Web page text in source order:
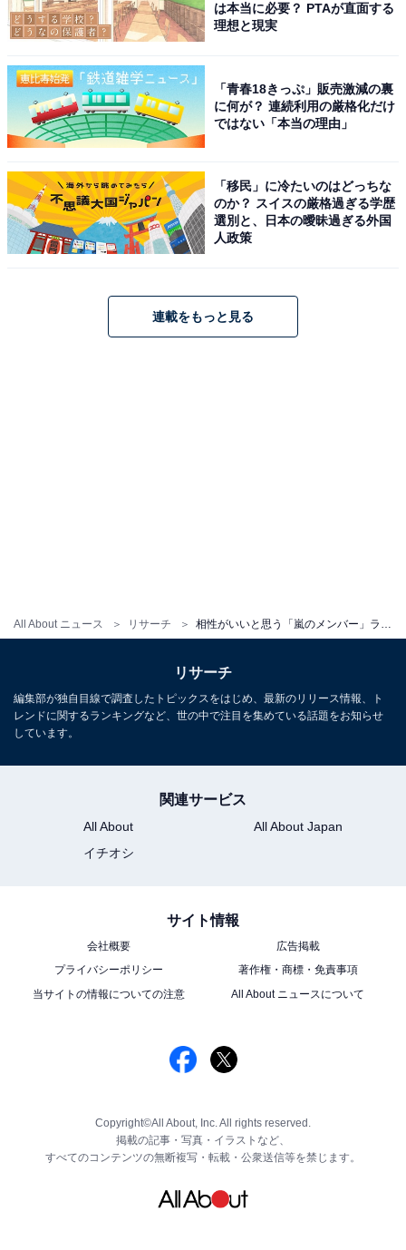
All About ニュース リサーチ 相性がいいと思う「嵐のメンバー」ランキング！ 「相葉雅紀×二宮和也」を抑えた1位は？【2025年最新】
は本当に必要？ PTAが直面する
理想と現実
「青春18きっぷ」販売激減の裏
に何が？ 連続利用の厳格化だけ
ではない「本当の理由」
「移民」に冷たいのはどっちな
のか？ スイスの厳格過ぎる学歴
選別と、日本の曖昧過ぎる外国
人政策
連載をもっと見る
リサーチ
編集部が独自目線で調査したトピックスをはじめ、最新のリリース情報、ト
レンドに関するランキングなど、世の中で注目を集めている話題をお知らせ
しています。
関連サービス
All About
All About Japan
イチオシ
サイト情報
会社概要
広告掲載
プライバシーポリシー
著作権・商標・免責事項
当サイトの情報についての注意
All About ニュースについて
Copyright©All About, Inc. All rights reserved.
掲載の記事・写真・イラストなど、
すべてのコンテンツの無断複写・転載・公衆送信等を禁じます。